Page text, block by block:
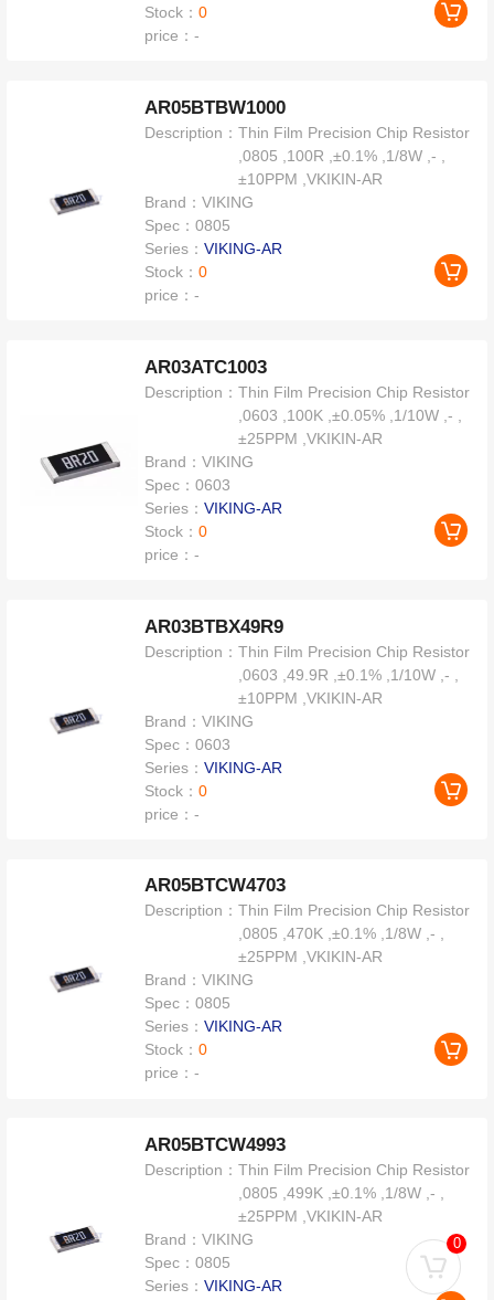
Stock：0
price：-
AR05BTBW1000
Description：Thin Film Precision Chip Resistor
,0805 ,100R ,±0.1% ,1/8W ,- ,
±10PPM ,VKIKIN-AR
Brand：VIKING
Spec：0805
Series：VIKING-AR
Stock：0
price：-
AR03ATC1003
Description：Thin Film Precision Chip Resistor
,0603 ,100K ,±0.05% ,1/10W ,- ,
±25PPM ,VKIKIN-AR
Brand：VIKING
Spec：0603
Series：VIKING-AR
Stock：0
price：-
AR03BTBX49R9
Description：Thin Film Precision Chip Resistor
,0603 ,49.9R ,±0.1% ,1/10W ,- ,
±10PPM ,VKIKIN-AR
Brand：VIKING
Spec：0603
Series：VIKING-AR
Stock：0
price：-
AR05BTCW4703
Description：Thin Film Precision Chip Resistor
,0805 ,470K ,±0.1% ,1/8W ,- ,
±25PPM ,VKIKIN-AR
Brand：VIKING
Spec：0805
Series：VIKING-AR
Stock：0
price：-
AR05BTCW4993
Description：Thin Film Precision Chip Resistor
,0805 ,499K ,±0.1% ,1/8W ,- ,
±25PPM ,VKIKIN-AR
Brand：VIKING
Spec：0805
Series：VIKING-AR
0